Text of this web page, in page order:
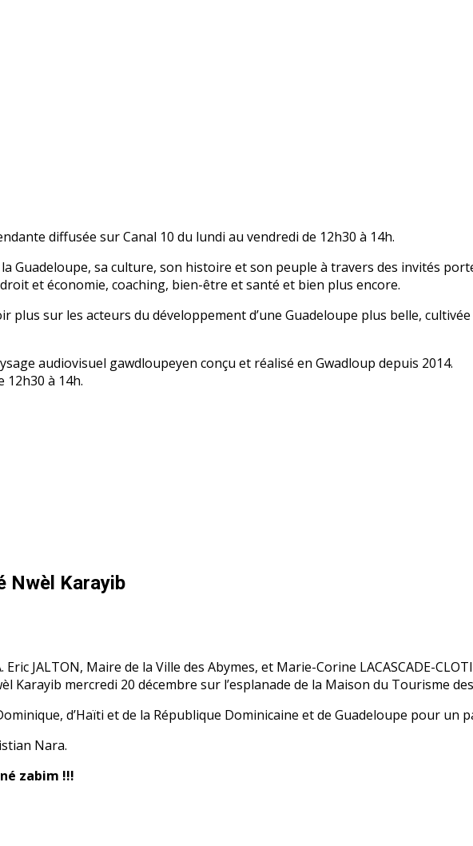
diffusée sur Canal 10 du lundi au vendredi de 12h30 à 14h.
Guadeloupe, sa culture, son histoire et son peuple à travers des invités
et économie, coaching, bien-être et santé et bien plus encore.
plus sur les acteurs du développement d’une Guadeloupe plus belle,
audiovisuel gawdloupeyen conçu et réalisé en Gwadloup depuis 2014.
12h30 à 14h.
Nwèl Karayib
Eric JALTON, Maire de la Ville des Abymes, et Marie-Corine LACASCADE-
Karayib mercredi 20 décembre sur l’esplanade de la Maison du Tourisme
d’Haïti et de la République Dominicaine et de Guadeloupe pour un
Nara.
zabim !!!